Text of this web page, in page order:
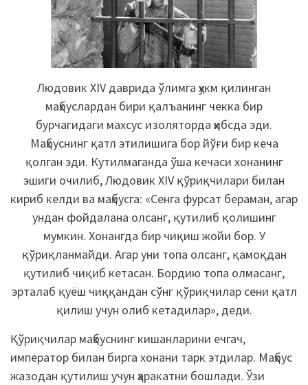
Людовик XIV даврида ўлимга ҳукм қилинган
маҳбуслардан бири қалъанинг чекка бир
бурчагидаги махсус изоляторда ҳибсда эди.
Маҳбуснинг қатл этилишига бор йўғи бир кеча
қолган эди. Кутилмаганда ўша кечаси хонанинг
эшиги очилиб, Людовик XIV қўриқчилари билан
кириб келди ва маҳбусга: «Сенга фурсат бераман, агар
ундан фойдалана олсанг, қутилиб қолишинг
мумкин. Хонангда бир чиқиш жойи бор. У
қўриқланмайди. Агар уни топа олсанг, қамоқдан
қутилиб чиқиб кетасан. Бордию топа олмасанг,
эрталаб қуёш чиққандан сўнг қўриқчилар сени қатл
қилиш учун олиб кетадилар», деди.
Қўриқчилар маҳбуснинг кишанларини ечгач,
император билан бирга хонани тарк этдилар. Маҳбус
жазодан қутилиш учун ҳаракатни бошлади. Ўзи